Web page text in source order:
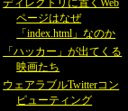
ディレクトリに置くWeb
ページはなぜ
「index.html」なのか
「ハッカー」が出てくる
映画たち
ウェアラブルTwitterコン
ピューティング